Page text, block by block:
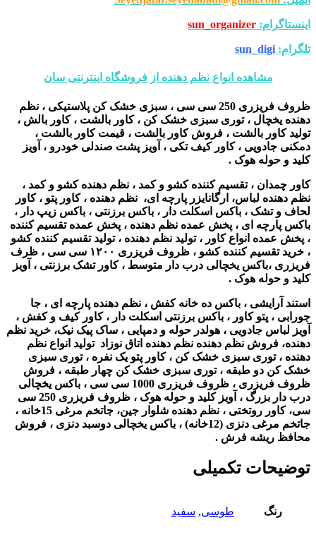
اینستاگرام: sun_organizer
تلگرام:
مشاهده انواع نظم دهنده از فروشگاه اینترنتی سان
ظروف فریزری 250 سی سی ، سبزی خشک کن پلاستیکی ،
نظم
دهنده یخچال ، توری سبزی خشک کن ، کاور بالشت ، کاور بالش ،
تولید کاور بالشت ، فروش کاور بالشت ، قیمت کاور بالشت ،
دمکنی جادویی ، کاور کیف تکی ، آویز پشت صندلی خودرو ، آویز
کلید و حوله هوک .
کاور چمدان ، تقسیم کننده کشو و کمد ، نظم دهنده کشو و کمد ،
نظم دهنده لباس، ارگانایزر پارچه ای، نظم دهنده ، کاور پتو ، کاور
لحاف و تشک ، باکس اسکلت دار ، باکس برزنتی ، باکس زیپ دار ،
باکس پارچه ای ، پخش عمده نظم دهنده ، پخش عمده تقسیم کننده
، پخش عمده انواع کاور ، تولید نظم دهنده ، تولید تقسیم کننده کشو
، خرید تقسیم کننده کشو ، ظروف فریزری ۱۲۰۰ سی سی ، ظرف
فریزری ،باکس یخچالی درب دار متوسط ، کاور تشک برزنتی ، آویز
کلید و حوله هوک .
استند آرایشی ، باکس ده خانه کفش ، نظم دهنده پارچه ای ، جا
جورابی ، پتو کاور ، باکس برزنتی اسکلت دار ، کاور کیف و کفش ،
آویز لباس جادویی ، هولدر حوله و دمپایی ، ساک پیک نیک، خرید نظم
دهنده، فروش نظم دهنده نظم دهنده اتاق نوزاد تولید انواع نظم
دهنده ، توری سبزی خشک کن ، کاور پتو یک نفره ، توری سبزی
خشک کن دو طبقه ، توری سبزی خشک کن چهار طبقه ، فروش
ظروف فریزری ، ظروف فریزری 1000 سی سی ، باکس یخچالی
درب دار بزرگ ، آویز کلید و حوله هوک ، ظروف فریزری 250 سی
سی، کاور روتختی ، نظم دهنده شلوار جین، جاتخم مرغی 15خانه ،
جاتخم مرغی دنزی (12خانه) ، باکس یخچالی دوسبد دنزی ، فروش
محافظ ریشه فرش .
توضیحات تکمیلی
رنگ طوسی, سفید